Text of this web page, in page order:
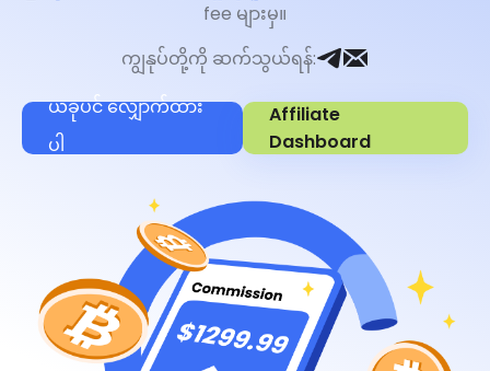
fee များမှ။
ကျွနုပ်တို့ကို ဆက်သွယ်ရန်:
ယခုပင် လျှောက်ထား
ပါ
Affiliate
Dashboard